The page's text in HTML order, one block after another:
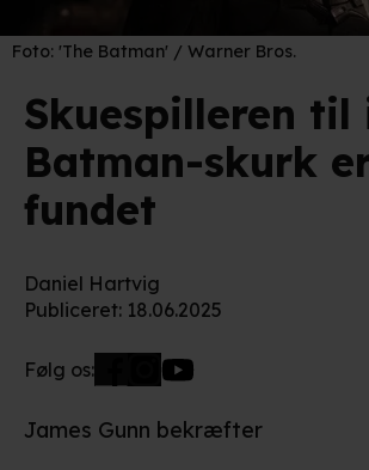
Foto: 'The Batman' / Warner Bros.
Skuespilleren til
Batman-skurk
fundet
Daniel Hartvig
Publiceret: 18.06.2025
Følg os:
James Gunn bekræfter